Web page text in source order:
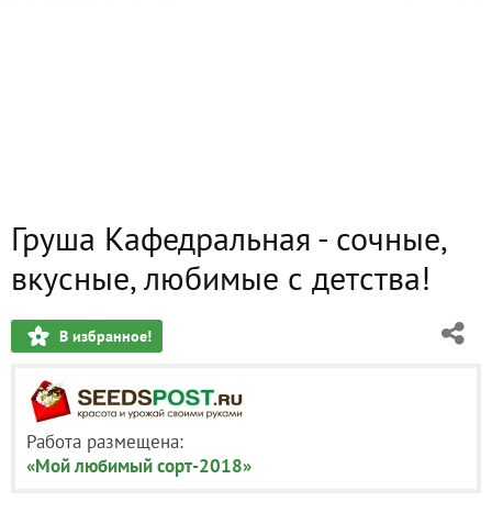
Груша Кафедральная - сочные,
вкусные, любимые с детства!
В избранное!
Работа размещена:
«Мой любимый сорт-2018»